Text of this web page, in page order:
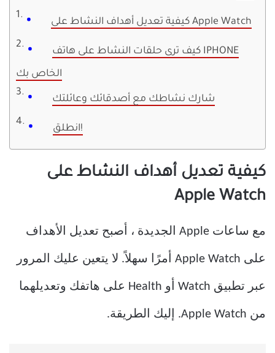
كيفية تعديل أهداف النشاط على Apple Watch
كيف ترى حلقات النشاط على هاتف IPHONE
الخاص بك
شارك نشاطك مع أصدقائك وعائلتك
انطلق!
كيفية تعديل أهداف النشاط على
Apple Watch
مع ساعات Apple الجديدة ، أصبح تعديل الأهداف
على Apple Watch أمرًا سهلاً. لا يتعين عليك المرور
عبر تطبيق Watch أو Health على هاتفك وتعديلهما
من Apple Watch. إليك الطريقة.